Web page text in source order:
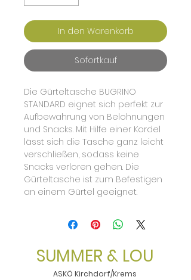
In den Warenkorb
Sofortkauf
Die Gürteltasche BUGRINO
STANDARD eignet sich perfekt zur
Aufbewahrung von Belohnungen
und Snacks. Mit Hilfe einer Kordel
lässt sich die Tasche ganz leicht
verschließen, sodass keine
Snacks verloren gehen. Die
Gürteltasche ist zum Befestigen
an einem Gürtel geeignet.
SUMMER & LOU
ASKÖ Kirchdorf/Krems